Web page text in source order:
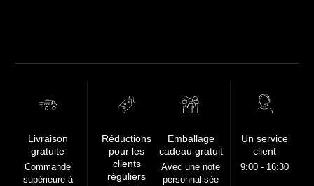
FREE
Livraison
gratuite
Commande
supérieure à
Réductions
pour les
clients
réguliers
Emballage
cadeau gratuit
Avec une note
personnalisée
Un service
client
9:00 - 16:30